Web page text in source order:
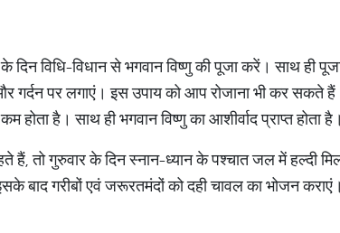
दिन विधि-विधान से भगवान विष्णु की पूजा करें। साथ ही
पर लगाएं। इस उपाय को आप रोजाना भी कर सकते
है। साथ ही भगवान विष्णु का आशीर्वाद प्राप्त होता है।
तो गुरुवार के दिन स्नान-ध्यान के पश्चात जल में हल्दी
बाद गरीबों एवं जरूरतमंदों को दही चावल का भोजन